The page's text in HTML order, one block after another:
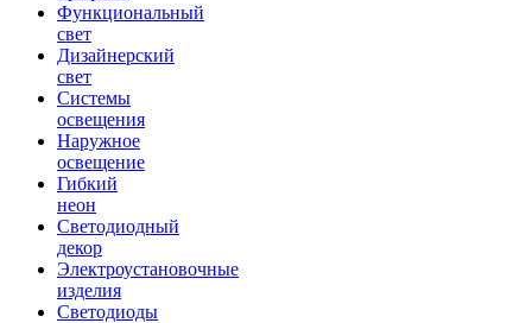
Функциональный
свет
Дизайнерский
свет
Системы
освещения
Наружное
освещение
Гибкий
неон
Светодиодный
декор
Электроустановочные
изделия
Светодиоды